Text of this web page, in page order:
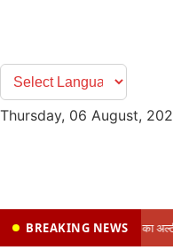
Thursday, 06 August,
BREAKING NEWS प्रभारी मंत्री के निशाने पर नगर निगम,अफसरों को 10 दिन का